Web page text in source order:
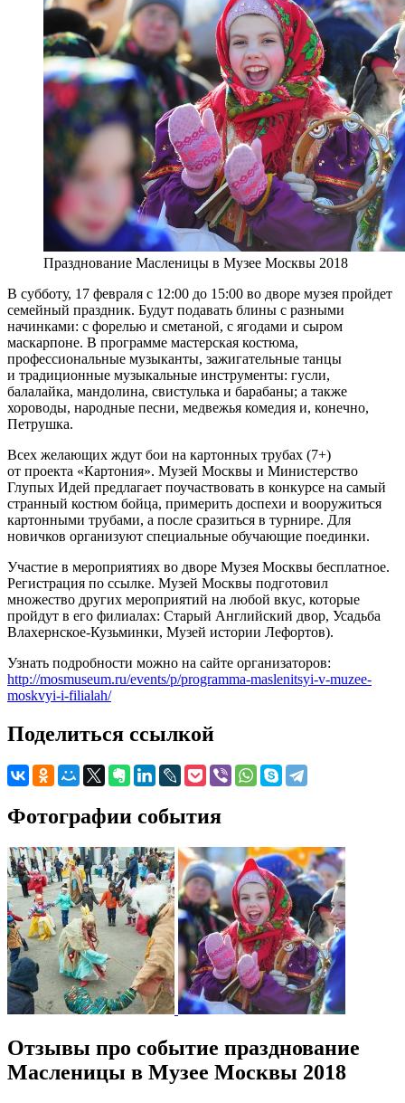
Празднование Масленицы в Музее Москвы 2018
В субботу, 17 февраля с 12:00 до 15:00 во дворе музея пройдет
семейный праздник. Будут подавать блины с разными
начинками: с форелью и сметаной, с ягодами и сыром
маскарпоне. В программе мастерская костюма,
профессиональные музыканты, зажигательные танцы
и традиционные музыкальные инструменты: гусли,
балалайка, мандолина, свистулька и барабаны; а также
хороводы, народные песни, медвежья комедия и, конечно,
Петрушка.
Всех желающих ждут бои на картонных трубах (7+)
от проекта «Картония». Музей Москвы и Министерство
Глупых Идей предлагает поучаствовать в конкурсе на самый
странный костюм бойца, примерить доспехи и вооружиться
картонными трубами, а после сразиться в турнире. Для
новичков организуют специальные обучающие поединки.
Участие в мероприятиях во дворе Музея Москвы бесплатное.
Регистрация по ссылке. Музей Москвы подготовил
множество других мероприятий на любой вкус, которые
пройдут в его филиалах: Старый Английский двор, Усадьба
Влахернское-Кузьминки, Музей истории Лефортов).
Узнать подробности можно на сайте организаторов:
http://mosmuseum.ru/events/p/programma-maslenitsyi-v-muzee-
moskvyi-i-filialah/
Поделиться ссылкой
Фотографии события
Отзывы про событие празднование
Масленицы в Музее Москвы 2018